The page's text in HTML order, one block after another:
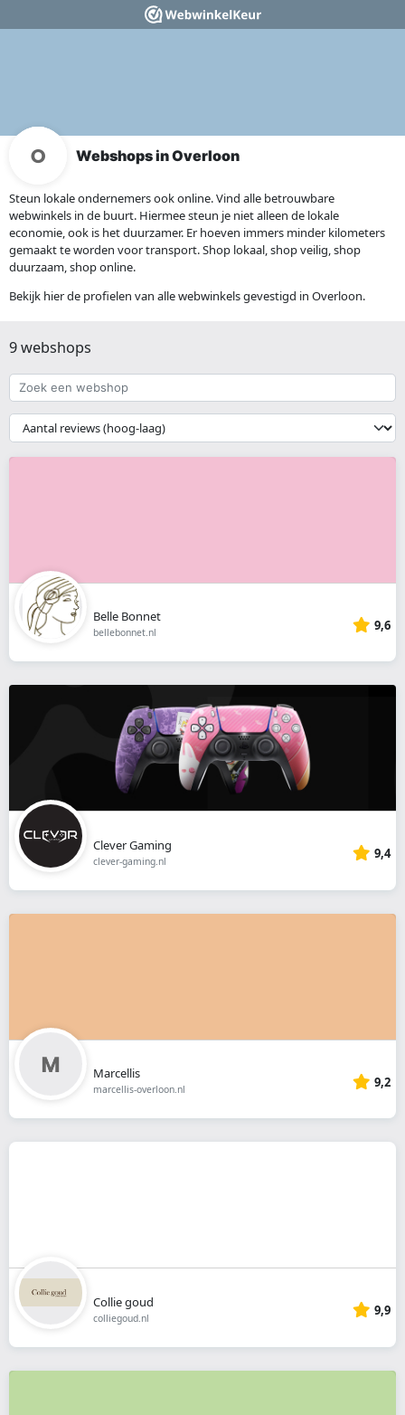
Webshops in Overloon
Steun lokale ondernemers ook online. Vind alle betrouwbare
webwinkels in de buurt. Hiermee steun je niet alleen de lokale
economie, ook is het duurzamer. Er hoeven immers minder kilometers
gemaakt te worden voor transport. Shop lokaal, shop veilig, shop
duurzaam, shop online.
Bekijk hier de profielen van alle webwinkels gevestigd in Overloon.
9 webshops
Zoek
een
webshop
{{
__('Sort')
}}
Belle Bonnet
bellebonnet.nl 9,6
Clever Gaming
clever-gaming.nl 9,4
Marcellis
marcellis-overloon.nl 9,2
Collie goud
colliegoud.nl 9,9